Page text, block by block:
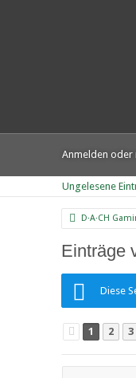
Anmelden oder
Ungelesene
D·A·CH
Einträge
Diese
1 2 3